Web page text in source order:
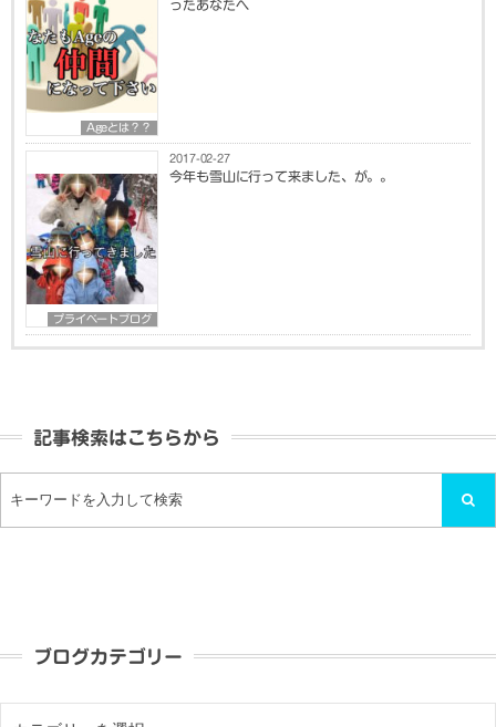
Ageとは？？
ったあなたへ
プライベートブログ
2017-02-27
今年も雪山に行って来ました、が。。
記事検索はこちらから
ブログカテゴリー